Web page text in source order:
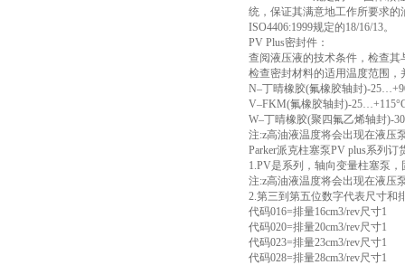
统，保证其满意地工作所要求的
ISO4406:1999规定的18/16/13。
PV Plus密封件：
查阅液压液的技术条件，检查
检查密封材料的适用温度范围
N–丁晴橡胶(氟橡胶轴封)-
V–FKM(氟橡胶轴封)-
W–丁晴橡胶(聚四氟乙烯轴封)-
注:z高油液温度将会出现在液压
Parker派克柱塞泵PV plus系列订
1.PV是系列，轴向变量柱塞泵，
注:z高油液温度将会出现在液压
2.第三到第五位数字代表尺寸和
代码016=排量16cm3/rev尺寸1
代码020=排量20cm3/rev尺寸1
代码023=排量23cm3/rev尺寸1
代码028=排量28cm3/rev尺寸1